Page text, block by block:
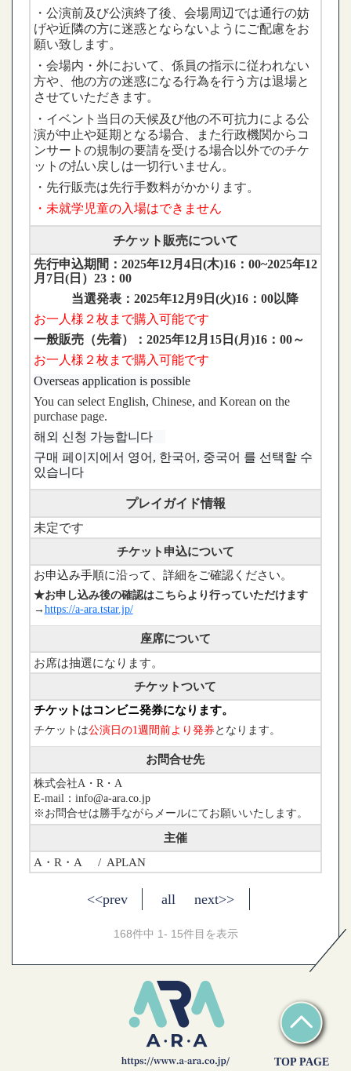
・公演前及び公演終了後、会場周辺では通行の妨
げや近隣の方に迷惑とならないようにご配慮をお
願い致します。
・会場内・外において、係員の指示に従われない
方や、他の方の迷惑になる行為を行う方は退場と
させていただきます。
・イベント当日の天候及び他の不可抗力による公
演が中止や延期となる場合、また行政機関からコ
ンサートの規制の要請を受ける場合以外でのチケ
ットの払い戻しは一切行いません。
・先行販売は先行手数料がかかります。
・未就学児童の入場はできません
チケット販売について
先行申込期間：2025年12月4日(木)16：00~2025年12
月7日(日）23：00
当選発表：2025年12月9日(火)16：00以降
お一人様２ 枚 まで購入可能です
一般販売（先着）：2025年12月15日(月)16：00～
お一人様２枚まで購入可能です
Overseas application is possible
You can select English, Chinese, and Korean on the
purchase page.
해외 신청 가능합니다
구매 페이지에서 영어, 한국어, 중국어 를 선택할 수
있습니다
プレイガイド情報
未定です
チケット申込について
お申込み手順に沿って、詳細をご確認ください。
★お申し込み後の確認はこちらより行っていただけます
→ https://a-ara.tstar.jp/
座席について
お席は抽選になります。
チケットついて
チケットはコンビニ発券になります。
チケットは公演日の1週間前より発券 となります 。
お問合せ先
株式会社A・R・A
E-mail：info@a-ara.co.jp
※お問合せは勝手ながらメールにてお願いいたします。
主催
A・R・A
/ APLAN
<<prev all next>>
168件中 1- 15件目を表示
TOP PAGE